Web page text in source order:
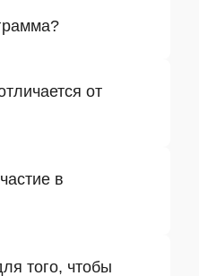
от
в
того, чтобы